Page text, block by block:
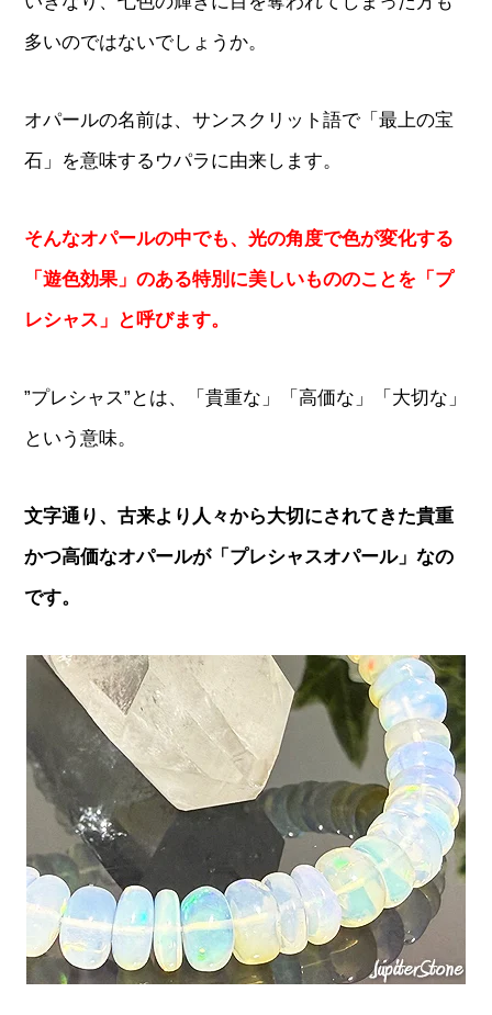
多いのではないでしょうか。
オパールの名前は、サンスクリット語で「最上の宝
石」を意味するウパラに由来します。
そんなオパールの中でも、光の角度で色が変化する
「遊色効果」のある特別に美しいもののことを「プ
レシャス」と呼びます。
”プレシャス”とは、「貴重な」「高価な」「大切な」
という意味。
文字通り、古来より人々から大切にされてきた貴重
かつ高価なオパールが「プレシャスオパール」なの
です。